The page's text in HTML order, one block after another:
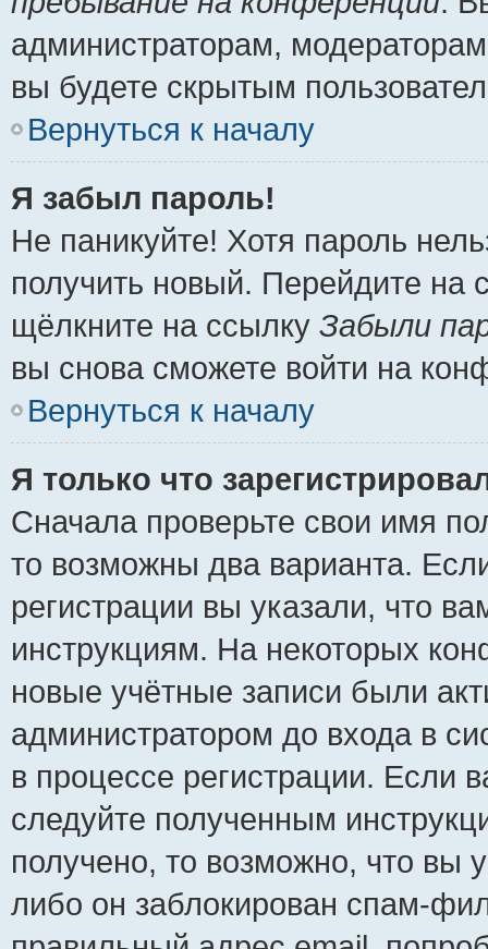
администраторам,
вы будете скрытым
Вернуться к началу
Я забыл пароль!
Не паникуйте! Хотя пароль
получить новый. Перейдите на
щёлкните на ссылку Забыли
вы снова сможете войти на
Вернуться к началу
Я только что
Сначала проверьте свои имя
то возможны два варианта.
регистрации вы указали, что
инструкциям. На некоторых
новые учётные записи были
администратором до входа в
в процессе регистрации.
следуйте полученным
получено, то возможно, что вы
либо он заблокирован спам-